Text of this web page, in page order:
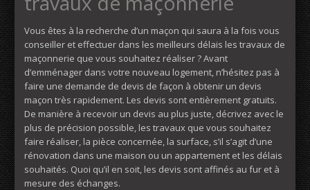
Vous êtes à la recherche d’un maçon qui saura à la fois vous
conseiller et effectuer dans les meilleurs délais les travaux de
maçonnerie que vous souhaitez réaliser ? Avant
d’emménager dans votre nouveau logement, n’hésitez pas à
faire une demande de devis de façon à obtenir un devis
maçon très rapidement. Les devis sont entièrement gratuits.
De manière à recevoir un devis au plus juste, décrivez avec le
plus de précision possible, les travaux que vous souhaitez
faire réaliser, la pièce concernée, la surface, s’il s’agit d’une
rénovation dans une maison ou un appartement et les délais
souhaités. Quoi qu’il en soit, les devis sont affinés au fur et à
mesure des échanges.